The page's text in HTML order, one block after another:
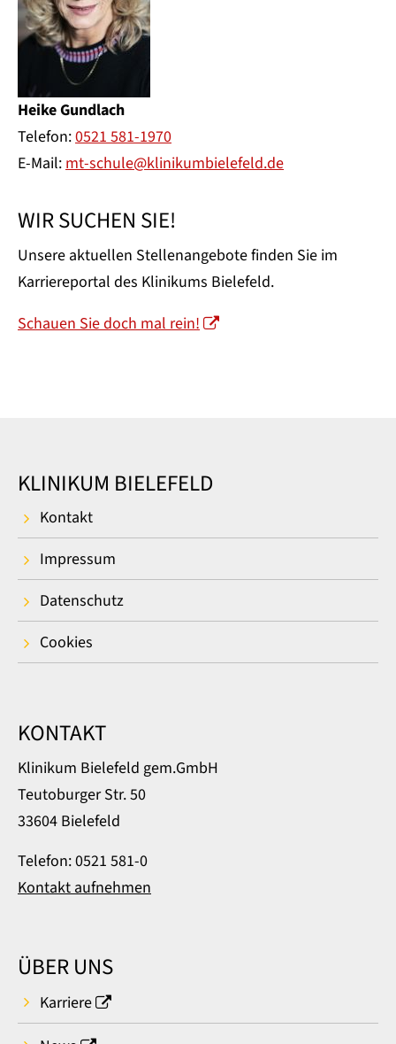
Heike Gundlach
Telefon:0521 581-1970
E-Mail:mt-schule@klinikumbielefeld.de
WIR SUCHEN SIE!
Unsere aktuellen Stellenangebote finden Sie im
Karriereportal des Klinikums Bielefeld.
Schauen Sie doch mal rein!
KLINIKUM BIELEFELD
Kontakt
Impressum
Datenschutz
Cookies
KONTAKT
Klinikum Bielefeld gem.GmbH
Teutoburger Str. 50
33604 Bielefeld
Telefon: 0521 581-0
Kontakt aufnehmen
ÜBER UNS
Karriere